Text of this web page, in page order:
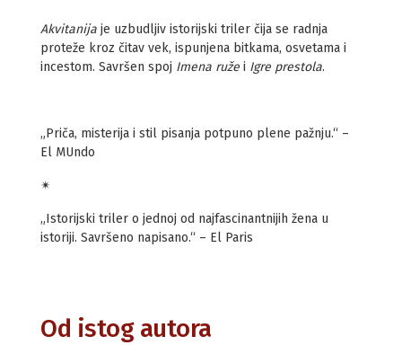
Akvitanija je uzbudljiv istorijski triler čija se radnja
proteže kroz čitav vek, ispunjena bitkama, osvetama i
incestom. Savršen spoj Imena ruže i Igre prestola.
„Priča, misterija i stil pisanja potpuno plene pažnju.“ –
El MUndo
✴
„Istorijski triler o jednoj od najfascinantnijih žena u
istoriji. Savršeno napisano.“ – El Paris
Od istog autora